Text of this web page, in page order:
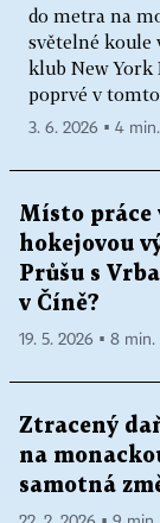
do metra na
světelné koule
klub New
poprvé v
3. 6. 2026 ▪ 4
Místo práce
hokejovou
Průšu s
v Číně?
19. 5. 2026 ▪ 8
Ztracený
na
samotná